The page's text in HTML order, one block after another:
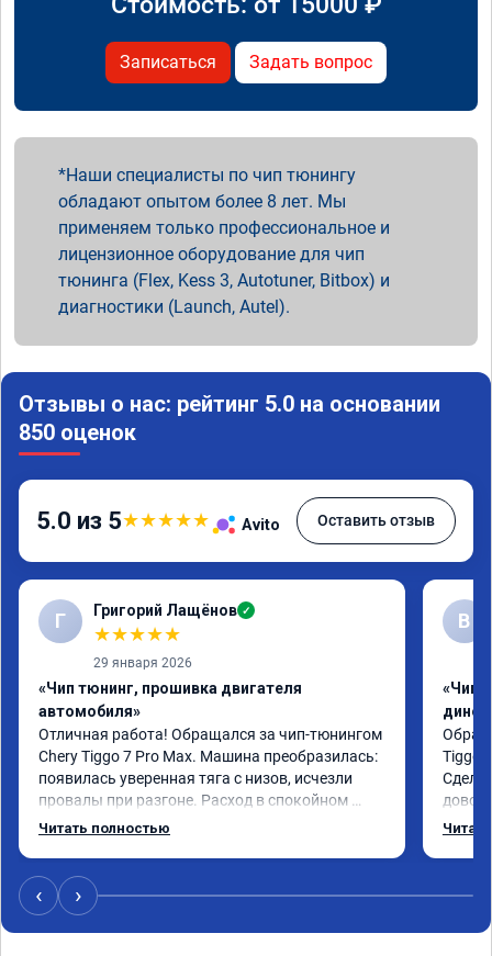
Записаться Задать вопрос
Наши специалисты по чип тюнингу
обладают опытом более 8 лет. Мы
применяем только профессиональное и
лицензионное оборудование для чип
тюнинга (Flex, Kess 3, Autotuner, Bitbox) и
диагностики (Launch, Autel).
Отзывы о нас: рейтинг 5.0 на основании
850 оценок
5.0 из 5★★★★★ Avito Оставить отзыв
Г Григорий Лащёнов ✓
★★★★★
29 января 2026
«Чип тюнинг, прошивка двигателя
автомобиля»
Отличная работа! Обращался за чип-тюнингом
Chery Tiggo 7 Pro Max. Машина преобразилась:
появилась уверенная тяга с низов, исчезли
провалы при разгоне. Расход в спокойном
режиме даже немного снизился. Все сделали
Читать полностью
В
«Чип
Tiggo
‹ ›